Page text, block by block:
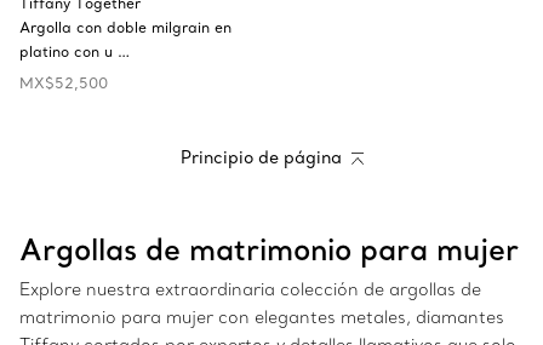
Argolla con doble milgrain en
platino con u …
MX$52,500
Principio de página
Argollas de matrimonio para mujer
Explore nuestra extraordinaria colección de argollas de
matrimonio para mujer con elegantes metales, diamantes